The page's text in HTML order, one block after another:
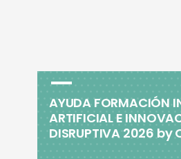
AYUDA FORMACIÓN
ARTIFICIAL E
DISRUPTIVA 2026 by